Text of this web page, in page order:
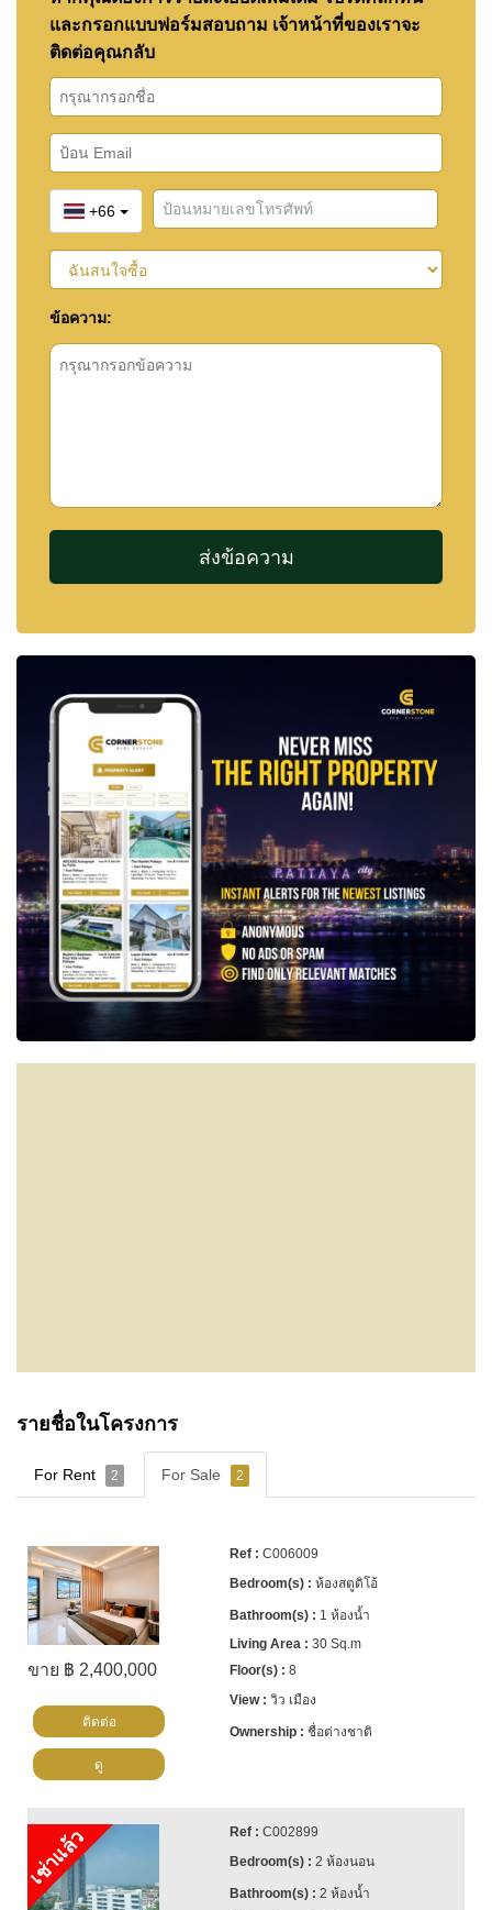
และกรอกแบบฟอร์มสอบถาม เจ้าหน้าที่ของเราจะ
ติดต่อคุณกลับ
+66
ข้อความ:
รายชื่อในโครงการ
For Rent 2 For Sale 2
ขาย ฿ 2,400,000
C006009
ห้องสตูดิโอ้
1 ห้องน้ำ
30 Sq.m
8
วิว เมือง
ชื่อต่างชาติ
ติดต่อ
ดู
เช่าแล้ว
C002899
2 ห้องนอน
2 ห้องน้ำ